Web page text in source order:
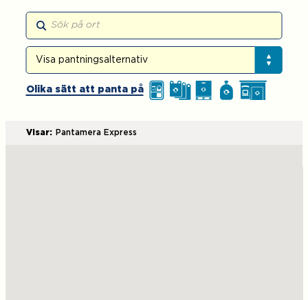
Sök på kartan
Visa pantningsalternativ
Visa pantningsalternativ
Olika sätt att panta på
Visar: Pantamera Express